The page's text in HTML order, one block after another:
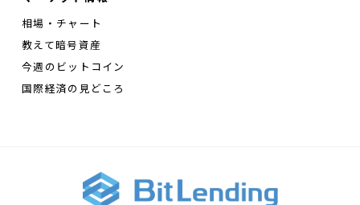
相場・チャート
教えて暗号資産
今週のビットコイン
国際経済の見どころ